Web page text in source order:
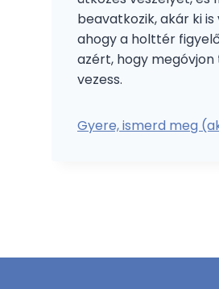
beavatkozik, akár ki
ahogy a holttér
azért, hogy
vezess.
Gyere, ismerd meg